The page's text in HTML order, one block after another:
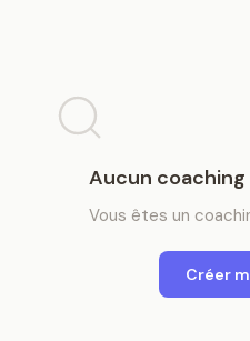
Aucun
Vous êtes un
Créer